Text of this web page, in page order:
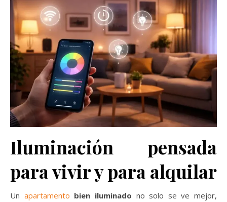
Iluminación pensada
para vivir y para alquilar
Un apartamento bien iluminado no solo se ve mejor,